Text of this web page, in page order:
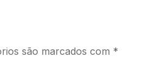
são marcados com *